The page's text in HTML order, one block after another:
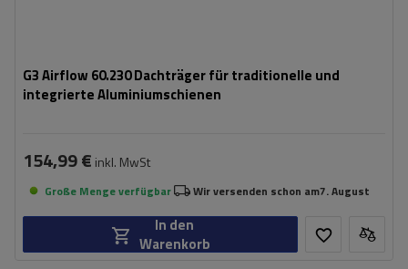
G3 Airflow 60.230 Dachträger für traditionelle und
integrierte Aluminiumschienen
154,99 € inkl. MwSt
Große Menge verfügbar Wir versenden schon am7. August
In den
Warenkorb